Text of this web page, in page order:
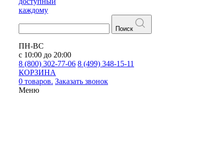
каждому
Поиск
ПН-ВС
с 10:00 до 20:00
8 (800) 302-77-06 8 (499) 348-15-11
КОРЗИНА
0 товаров. Заказать звонок
Меню